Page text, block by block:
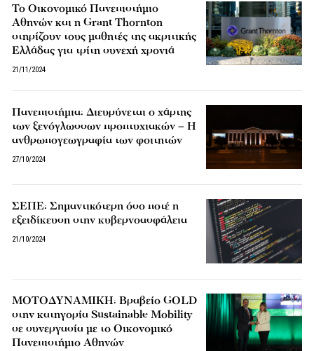
To Οικονομικό Πανεπιστήμιο
Αθηνών και η Grant Thornton
στηρίζουν τους μαθητές της ακριτικής
Ελλάδας για τρίτη συνεχή χρονιά
21/11/2024
Πανεπιστήμια: Διευρύνεται ο χάρτης
των ξενόγλωσσων προπτυχιακών – Η
ανθρωπογεωγραφία των φοιτητών
27/10/2024
ΣΕΠΕ: Σημαντικότερη όσο ποτέ η
εξειδίκευση στην κυβερνοασφάλεια
21/10/2024
ΜΟΤΟΔΥΝΑΜΙΚΗ: Βραβείο GOLD
στην κατηγορία Sustainable Mobility
σε συνεργασία με το Οικονομικό
Πανεπιστήμιο Αθηνών